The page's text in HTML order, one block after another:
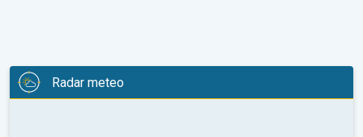
Radar meteo